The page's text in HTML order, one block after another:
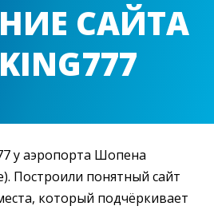
САЙТА
у аэропорта Шопена
Построили понятный сайт
который подчёркивает